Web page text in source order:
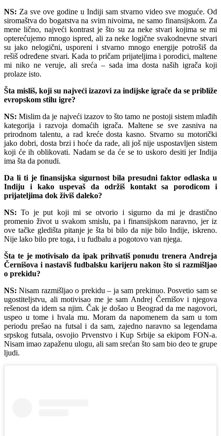
NS: Za sve ove godine u Indiji sam stvarno video sve moguće. Od
siromaštva do bogatstva na svim nivoima, ne samo finansijskom. Za
mene lično, najveći kontrast je što su za neke stvari kojima se mi
opterećujemo mnogo ispred, ali za neke logične svakodnevne stvari
su jako nelogični, usporeni i stvarno mnogo energije potrošiš da
rešiš određene stvari. Kada to pričam prijateljima i porodici, maltene
mi niko ne veruje, ali sreća – sada ima dosta naših igrača koji
prolaze isto.
Šta misliš, koji su najveći izazovi za indijske igrače da se približe
evropskom stilu igre?
NS: Mislim da je najveći izazov to što tamo ne postoji sistem mlađih
kategorija i razvoja domaćih igrača. Maltene se sve zasniva na
prirodnom talentu, a rad kreće dosta kasno. Stvarno su motorički
jako dobri, dosta brzi i hoće da rade, ali još nije uspostavljen sistem
koji će ih oblikovati. Nadam se da će se to uskoro desiti jer Indija
ima šta da ponudi.
Da li ti je finansijska sigurnost bila presudni faktor odlaska u
Indiju i kako uspevaš da održiš kontakt sa porodicom i
prijateljima dok živiš daleko?
NS: To je put koji mi se otvorio i sigurno da mi je drastično
promenio život u svakom smislu, pa i finansijskom naravno, jer iz
ove tačke gledišta pitanje je šta bi bilo da nije bilo Indije, iskreno.
Nije lako bilo pre toga, i u fudbalu a pogotovo van njega.
Šta te je motivisalo da ipak prihvatiš ponudu trenera Andreja
Černišova i nastaviš fudbalsku karijeru nakon što si razmišljao
o prekidu?
NS: Nisam razmišljao o prekidu – ja sam prekinuo. Posvetio sam se
ugostiteljstvu, ali motivisao me je sam Andrej Černišov i njegova
rešenost da idem sa njim. Čak je došao u Beograd da me nagovori,
uspeo u tome i hvala mu. Moram da napomenem da sam u tom
periodu prešao na futsal i da sam, zajedno naravno sa legendama
srpskog futsala, osvojio Prvenstvo i Kup Srbije sa ekipom FON-a.
Nisam imao zapaženu ulogu, ali sam srećan što sam bio deo te grupe
ljudi.